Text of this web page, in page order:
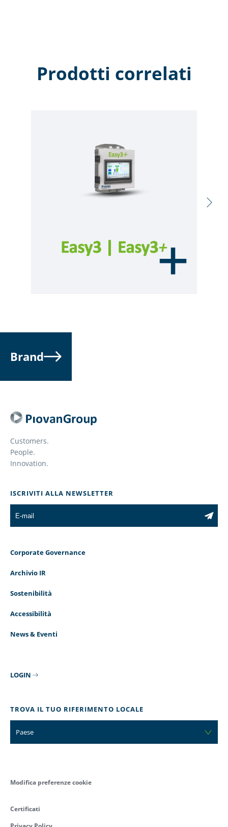
Prodotti correlati
Brand
Customers.
People.
Innovation.
ISCRIVITI ALLA NEWSLETTER
Corporate Governance
Archivio IR
Sostenibilità
Accessibilità
News & Eventi
LOGIN
TROVA IL TUO RIFERIMENTO LOCALE
Paese
Modifica preferenze cookie
Certificati